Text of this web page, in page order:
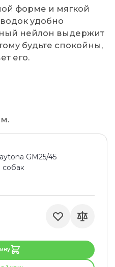
форме и мягкой
удобно
нейлон выдержит
будьте спокойны,
его.
GM25/45
собак